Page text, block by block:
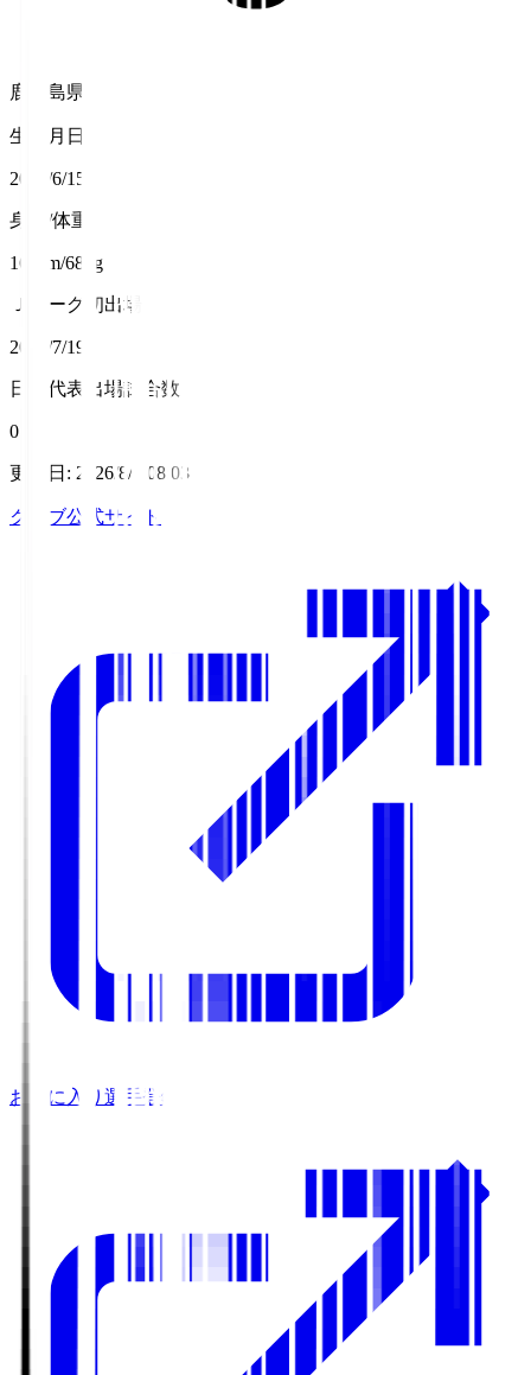
鹿児島県
生年月日
2005/6/15
身長/体重
169cm/68kg
Ｊリーグ初出場
2025/7/19
日本代表出場試合数
0
更新日 : 2026/8/6 08:03
クラブ公式サイト
お気に入り選手登録